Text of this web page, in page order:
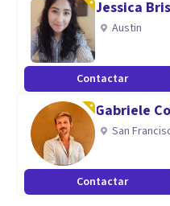
Jessica
Austin
Contactar
Gabriele
San
Contactar